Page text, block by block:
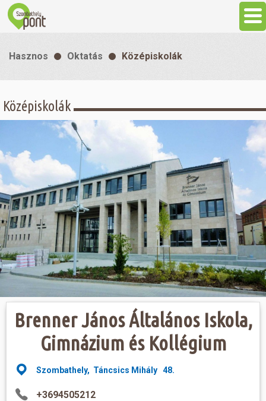
Látnivalók
Gasztronómia
Szállás
Sport
Szabadidő
Hasznos
Hasznos Oktatás Középiskolák
Középiskolák
Brenner János Általános Iskola,
Gimnázium és Kollégium
Szombathely, Táncsics Mihály 48.
+3694505212